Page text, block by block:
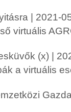
| 2021-
virtuális
(x) |
a virtuális